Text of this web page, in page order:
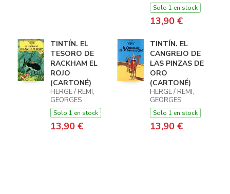
Solo 1 en stock
13,90 €
TINTÍN. EL
TESORO DE
RACKHAM EL
ROJO
(CARTONÉ)
HERGE / REMI,
GEORGES
Solo 1 en stock
13,90 €
TINTÍN. EL
CANGREJO DE
LAS PINZAS DE
ORO
(CARTONÉ)
HERGE / REMI,
GEORGES
Solo 1 en stock
13,90 €